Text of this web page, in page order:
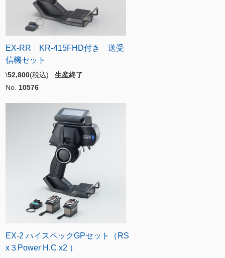
EX-RR KR-415FHD付き 送受
信機セット
\52,800(税込) 生産終了
No. 10576
EX-2 ハイスペックGPセット（RS
x３Power H.C x2 ）